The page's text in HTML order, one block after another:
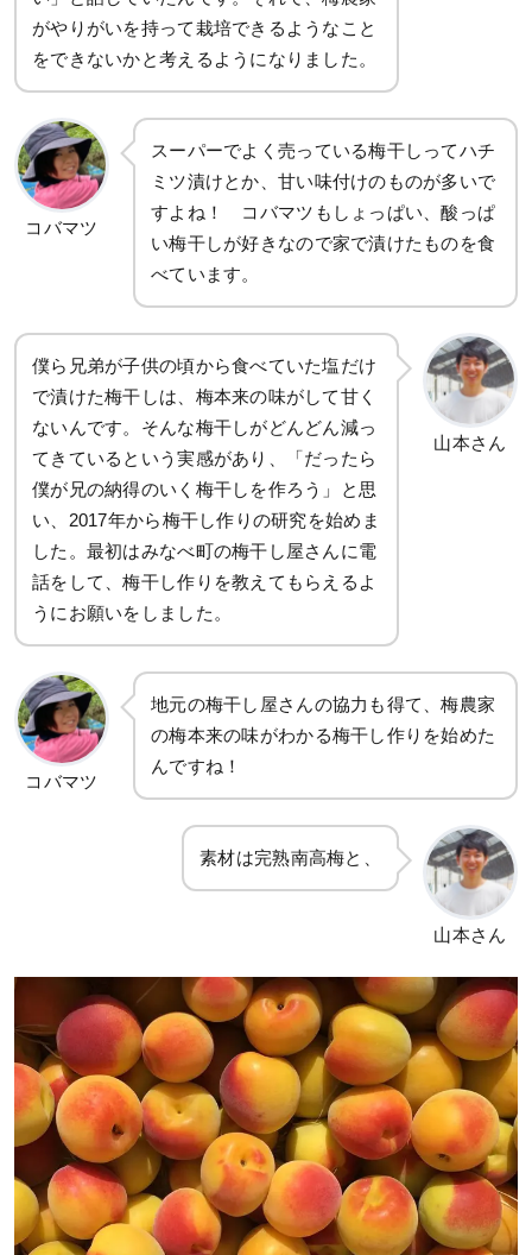
がやりがいを持って栽培できるようなこと
をできないかと考えるようになりました。
コバマツ
スーパーでよく売っている梅干しってハチ
ミツ漬けとか、甘い味付けのものが多いで
すよね！ コバマツもしょっぱい、酸っぱ
い梅干しが好きなので家で漬けたものを食
べています。
僕ら兄弟が子供の頃から食べていた塩だけ
で漬けた梅干しは、梅本来の味がして甘く
ないんです。そんな梅干しがどんどん減っ
てきているという実感があり、「だったら
僕が兄の納得のいく梅干しを作ろう」と思
い、2017年から梅干し作りの研究を始めま
した。最初はみなべ町の梅干し屋さんに電
話をして、梅干し作りを教えてもらえるよ
うにお願いをしました。
山本さん
コバマツ
地元の梅干し屋さんの協力も得て、梅農家
の梅本来の味がわかる梅干し作りを始めた
んですね！
素材は完熟南高梅と、
山本さん